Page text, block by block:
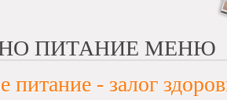
ПИТАНИЕ МЕНЮ
питание - залог